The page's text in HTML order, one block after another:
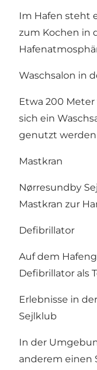
Im Hafen steht
zum Kochen in
Waschsalon in
Etwa 200
sich ein
genutzt
Mastkran
Nørresundby
Mastkran zur
Defibrillator
Auf dem
Defibrillator als
Erlebnisse in
Sejlklub
In der
anderem einen